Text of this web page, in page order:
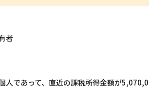
者
人であって、直近の課税所得金額が